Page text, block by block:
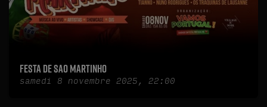
Festa de Sao Martinho
samedi 8 novembre 2025, 22:00